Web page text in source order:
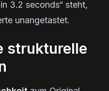
3.2 seconds“ steht,
unangetastet.
strukturelle